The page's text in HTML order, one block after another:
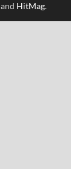
and HitMag.